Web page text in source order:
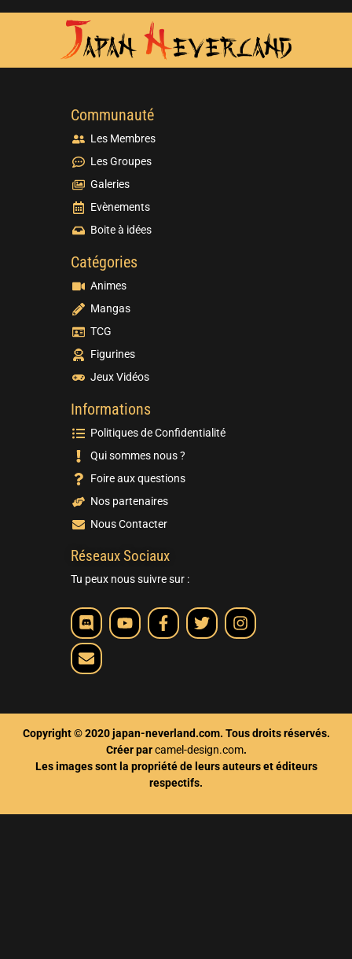
Communauté
Les Membres
Les Groupes
Galeries
Evènements
Boite à idées
Catégories
Animes
Mangas
TCG
Figurines
Jeux Vidéos
Informations
Politiques de Confidentialité
Qui sommes nous ?
Foire aux questions
Nos partenaires
Nous Contacter
Réseaux Sociaux
Tu peux nous suivre sur :
Copyright © 2020 japan-neverland.com. Tous droits réservés.
Créer parcamel-design.com.
Les images sont la propriété de leurs auteurs et éditeurs
respectifs.